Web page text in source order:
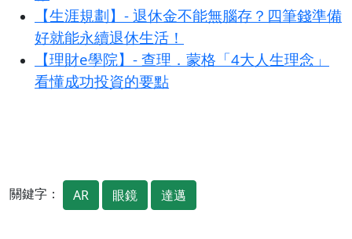
【生涯規劃】- 退休金不能無腦存？四筆錢準備
好就能永續退休生活！
【理財e學院】- 查理．蒙格「4大人生理念」
看懂成功投資的要點
關鍵字： AR 眼鏡 達邁